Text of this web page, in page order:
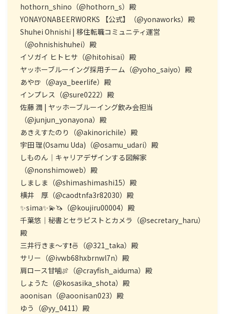
hothorn_shino（@hothorn_s）殿
YONAYONABEERWORKS 【公式】（@yonaworks）殿
Shuhei Ohnishi | 移住転職コミュニティ運営
（@ohnishishuhei）殿
イソガイ ヒトヒサ（@hitohisai）殿
ヤッホーブルーイング採用チーム（@yoho_saiyo）殿
あや🍺（@aya_beerlife）殿
インプレス（@sure0222）殿
佐藤 潤 | ヤッホーブルーイング飲み会担当
（@junjun_yonayona）殿
あきえすたのり（@akinorichile）殿
宇田 理(Osamu Uda)（@osamu_udari）殿
しものん｜キャリアデザインする図解家
（@nonshimoweb）殿
しましま（@shimashimashi15）殿
横井 厚（@caodtnfa3r82030）殿
✨sima✨💫🦄（@koujiru00004）殿
千葉悠｜秘書とセラピストとカメラ（@secretary_haru）
殿
三井行きま～す❗🍜（@321_taka）殿
サリー（@ivwb68hxbrnwl7n）殿
肩ロース甘噛🍖（@crayfish_aiduma）殿
しょうた（@kosasika_shota）殿
aoonisan（@aoonisan023）殿
ゆう（@yy_0411）殿